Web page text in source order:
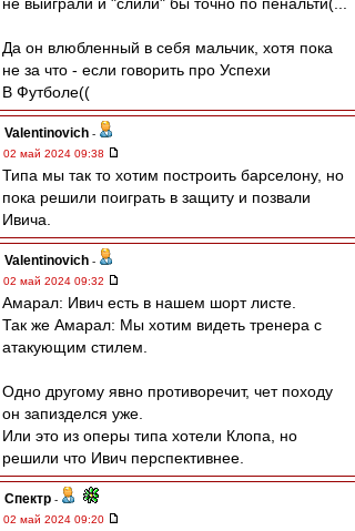
Да он влюбленный в себя мальчик, хотя пока
не за что - если говорить про Успехи
В Футболе((
Valentinovich -
02 май 2024 09:38
Типа мы так то хотим построить барселону, но
пока решили поиграть в защиту и позвали
Ивича.
Valentinovich -
02 май 2024 09:32
Амарал: Ивич есть в нашем шорт листе.
Так же Амарал: Мы хотим видеть тренера с
атакующим стилем.
Одно другому явно противоречит, чет походу
он запизделся уже.
Или это из оперы типа хотели Клопа, но
решили что Ивич перспективнее.
Спектр -
02 май 2024 09:20